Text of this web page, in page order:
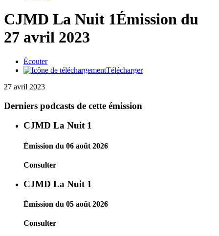
CJMD La Nuit 1Émission du
27 avril 2023
Écouter
Télécharger
27 avril 2023
Derniers podcasts de cette émission
CJMD La Nuit 1
Émission du 06 août 2026
Consulter
CJMD La Nuit 1
Émission du 05 août 2026
Consulter